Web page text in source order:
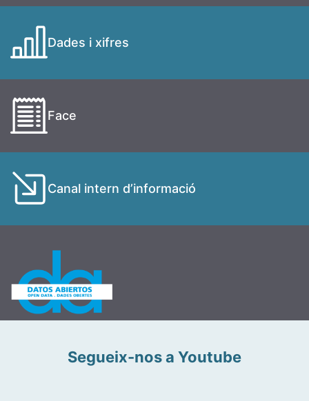
Dades i xifres
Face
Canal intern d’informació
Segueix-nos a Youtube